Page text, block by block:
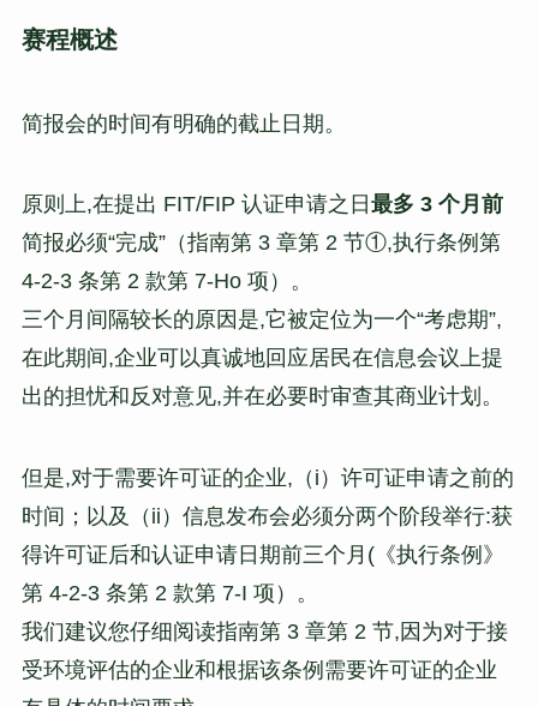
赛程概述
简报会的时间有明确的截止日期。
原则上,在提出 FIT/FIP 认证申请之日 最多 3 个月前
简报必须“完成”（指南第 3 章第 2 节①,执行条例第
4-2-3 条第 2 款第 7-Ho 项）。
三个月间隔较长的原因是,它被定位为一个“考虑期”,
在此期间,企业可以真诚地回应居民在信息会议上提
出的担忧和反对意见,并在必要时审查其商业计划。
但是,对于需要许可证的企业,（i）许可证申请之前的
时间；以及（ii）信息发布会必须分两个阶段举行:获
得许可证后和认证申请日期前三个月(《执行条例》
第 4-2-3 条第 2 款第 7-I 项）。
我们建议您仔细阅读指南第 3 章第 2 节,因为对于接
受环境评估的企业和根据该条例需要许可证的企业